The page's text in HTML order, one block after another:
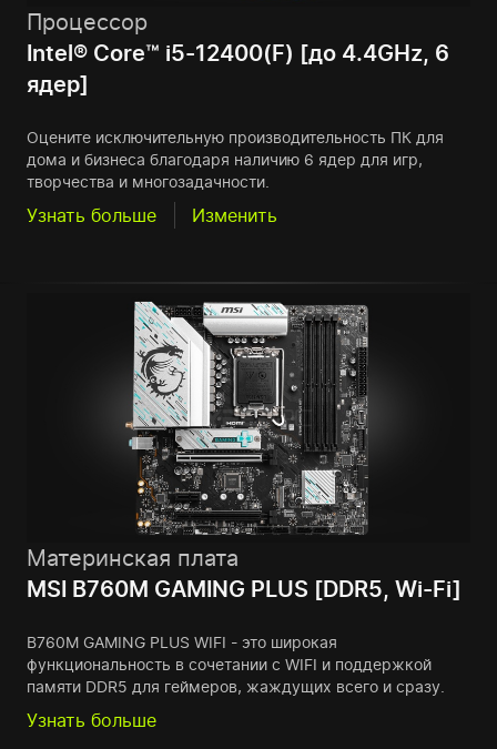
Процессор
Intel® Core™ i5-12400(F) [до 4.4GHz, 6
ядер]
Оцените исключительную производительность ПК для
дома и бизнеса благодаря наличию 6 ядер для игр,
творчества и многозадачности.
Узнать больше Изменить
Материнская плата
MSI B760M GAMING PLUS [DDR5, Wi-Fi]
B760M GAMING PLUS WIFI - это широкая
функциональность в сочетании с WIFI и поддержкой
памяти DDR5 для геймеров, жаждущих всего и сразу.
Узнать больше